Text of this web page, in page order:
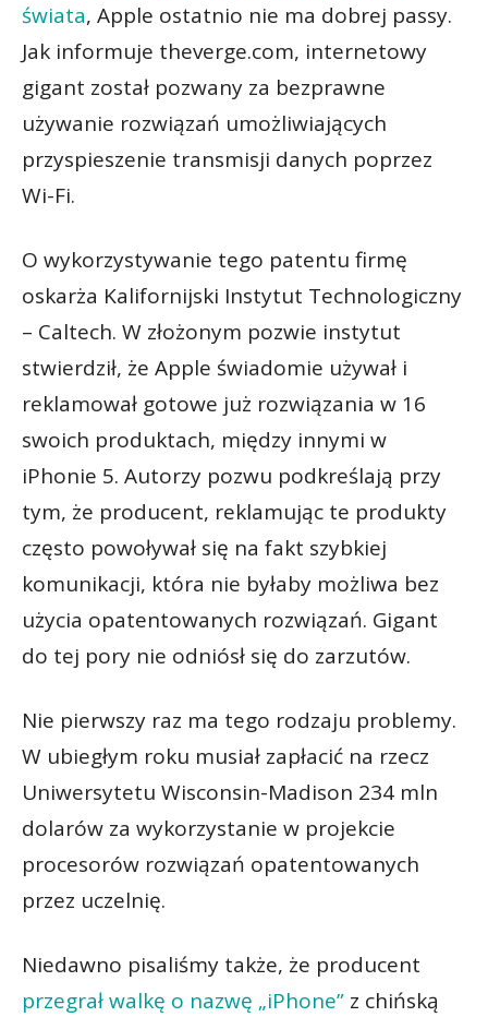
świata, Apple ostatnio nie ma dobrej passy.
Jak informuje theverge.com, internetowy
gigant został pozwany za bezprawne
używanie rozwiązań umożliwiających
przyspieszenie transmisji danych poprzez
Wi-Fi.
O wykorzystywanie tego patentu firmę
oskarża Kalifornijski Instytut Technologiczny
– Caltech. W złożonym pozwie instytut
stwierdził, że Apple świadomie używał i
reklamował gotowe już rozwiązania w 16
swoich produktach, między innymi w
iPhonie 5. Autorzy pozwu podkreślają przy
tym, że producent, reklamując te produkty
często powoływał się na fakt szybkiej
komunikacji, która nie byłaby możliwa bez
użycia opatentowanych rozwiązań. Gigant
do tej pory nie odniósł się do zarzutów.
Nie pierwszy raz ma tego rodzaju problemy.
W ubiegłym roku musiał zapłacić na rzecz
Uniwersytetu Wisconsin-Madison 234 mln
dolarów za wykorzystanie w projekcie
procesorów rozwiązań opatentowanych
przez uczelnię.
Niedawno pisaliśmy także, że producent
przegrał walkę o nazwę „iPhone” z chińską